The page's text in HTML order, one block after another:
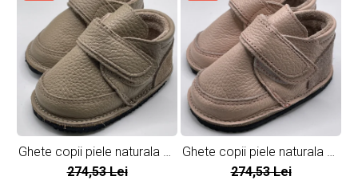
Ghete copii piele naturala All
Beige
274,53 Lei
Ghete copii piele naturala All
Pink
274,53 Lei